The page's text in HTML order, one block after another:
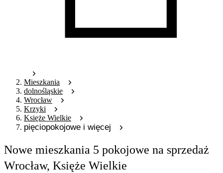
Mieszkania
dolnośląskie
Wrocław
Krzyki
Księże Wielkie
pięciopokojowe i więcej
Nowe mieszkania 5 pokojowe na sprzedaż
Wrocław, Księże Wielkie